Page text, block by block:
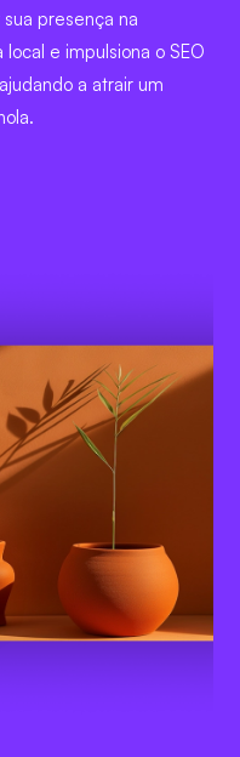
presença na
e impulsiona o SEO
a atrair um